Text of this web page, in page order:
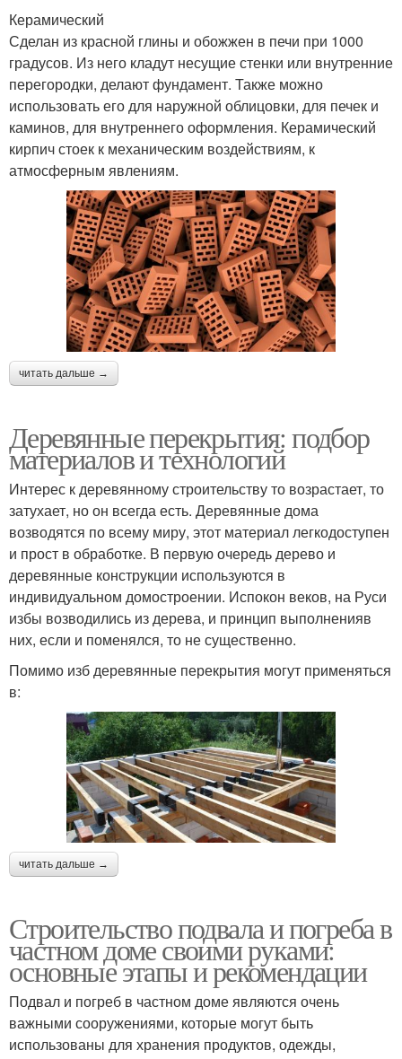
Керамический
Сделан из красной глины и обожжен в печи при 1000
градусов. Из него кладут несущие стенки или внутренние
перегородки, делают фундамент. Также можно
использовать его для наружной облицовки, для печек и
каминов, для внутреннего оформления. Керамический
кирпич стоек к механическим воздействиям, к
атмосферным явлениям.
читать дальше →
Деревянные перекрытия: подбор
материалов и технологий
Интерес к деревянному строительству то возрастает, то
затухает, но он всегда есть. Деревянные дома
возводятся по всему миру, этот материал легкодоступен
и прост в обработке. В первую очередь дерево и
деревянные конструкции используются в
индивидуальном домостроении. Испокон веков, на Руси
избы возводились из дерева, и принцип выполненияв
них, если и поменялся, то не существенно.
Помимо изб деревянные перекрытия могут применяться
в:
читать дальше →
Строительство подвала и погреба в
частном доме своими руками:
основные этапы и рекомендации
Подвал и погреб в частном доме являются очень
важными сооружениями, которые могут быть
использованы для хранения продуктов, одежды,